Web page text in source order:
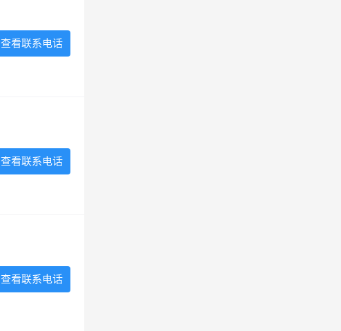
查看联系电话
查看联系电话
查看联系电话